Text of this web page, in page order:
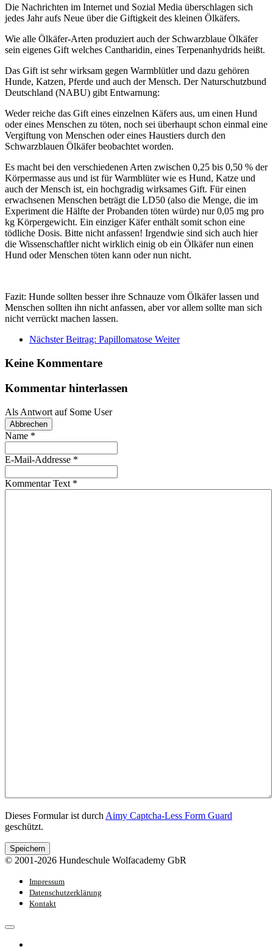
Die Nachrichten im Internet und Sozial Media überschlagen sich
jedes Jahr aufs Neue über die Giftigkeit des kleinen Ölkäfers.
Wie alle Ölkäfer-Arten produziert auch der Schwarzblaue Ölkäfer
sein eigenes Gift welches Cantharidin, eines Terpenanhydrids heißt.
Das Gift ist sehr wirksam gegen Warmblütler und dazu gehören
Hunde, Katzen, Pferde und auch der Mensch. Der Naturschutzbund
Deutschland (NABU) gibt Entwarnung:
Weder reiche das Gift eines einzelnen Käfers aus, um einen Hund
oder eines Menschen zu töten, noch sei überhaupt schon einmal eine
Vergiftung von Menschen oder eines Haustiers durch den
Schwarzblauen Ölkäfer beobachtet worden.
Es macht bei den verschiedenen Arten zwischen 0,25 bis 0,50 % der
Körpermasse aus und ist für Warmblüter wie es Hund, Katze und
auch der Mensch ist, ein hochgradig wirksames Gift. Für einen
erwachsenen Menschen beträgt die LD50 (also die Menge, die im
Experiment die Hälfte der Probanden töten würde) nur 0,05 mg pro
kg Körpergewicht. Ein einziger Käfer enthält somit schon eine
tödliche Dosis. Bitte nicht anfassen! Irgendwie sind sich auch hier
die Wissenschaftler nicht wirklich einig ob ein Ölkäfer nun einen
Hund oder Menschen töten kann oder nun nicht.
Fazit: Hunde sollten besser ihre Schnauze vom Ölkäfer lassen und
Menschen sollten ihn nicht anfassen, aber vor allem sollte man sich
nicht verrückt machen lassen.
Nächster Beitrag: Papillomatose Weiter
Keine Kommentare
Kommentar hinterlassen
Als Antwort auf Some User
Abbrechen
Name *
E-Mail-Addresse *
Kommentar Text *
Dieses Formular ist durch Aimy Captcha-Less Form Guard
geschützt.
Speichern
© 2001-2026 Hundeschule Wolfacademy GbR
Impressum
Datenschutzerklärung
Kontakt